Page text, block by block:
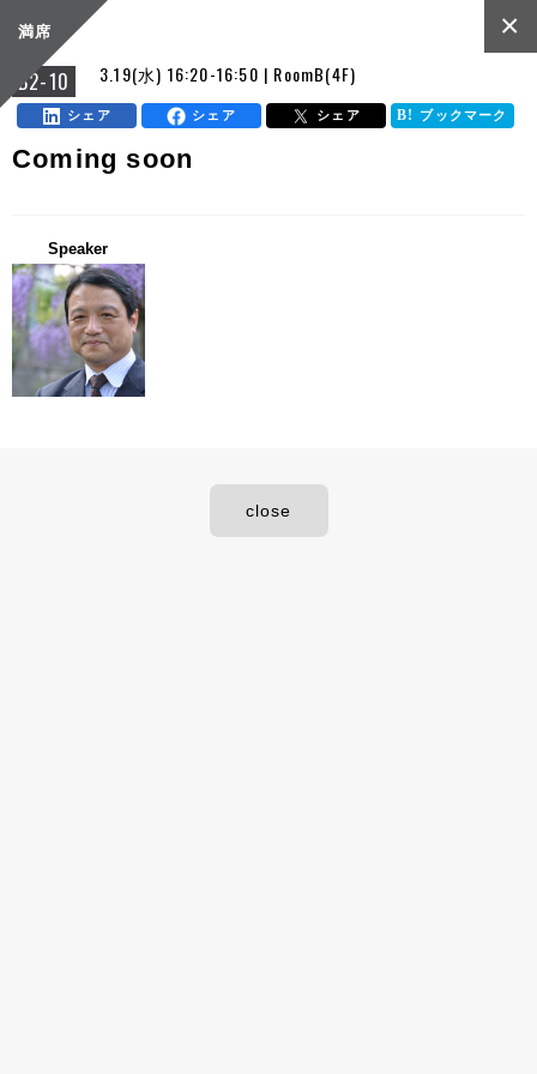
B2-10 3.19(水) 16:20-16:50 | RoomB(4F)
×
シェア シェア シェア ブックマーク
満席
Coming soon
Speaker
close